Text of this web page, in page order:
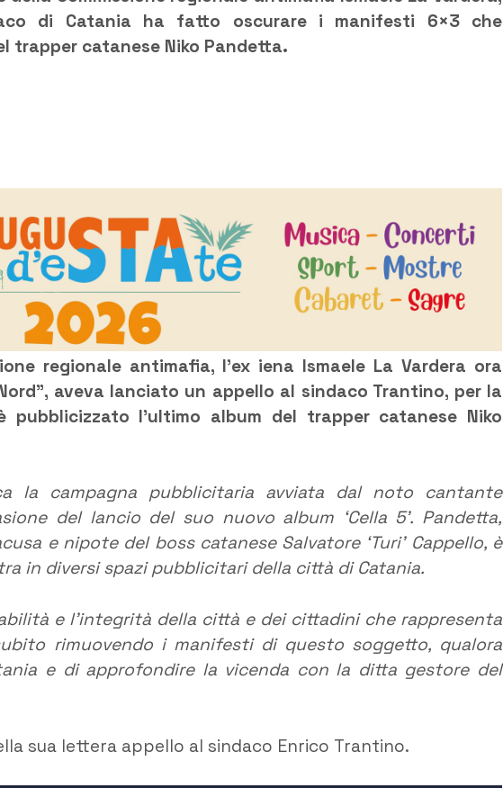
di Catania ha fatto oscurare i manifesti 6×3 che
trapper catanese Niko Pandetta.
regionale antimafia, l’ex iena Ismaele La Vardera ora
aveva lanciato un appello al sindaco Trantino, per la
l’ultimo album del trapper catanese Niko
la campagna pubblicitaria avviata dal noto cantante
del lancio del suo nuovo album ‘Cella 5’. Pandetta,
e nipote del boss catanese Salvatore ‘Turi’ Cappello, è
in diversi spazi pubblicitari della città di Catania.
e l’integrità della città e dei cittadini che rappresenta
rimuovendo i manifesti di questo soggetto, qualora
e di approfondire la vicenda con la ditta gestore del
sua lettera appello al sindaco Enrico Trantino.